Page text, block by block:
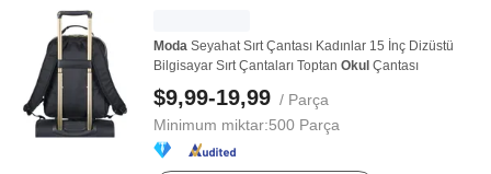
Moda Seyahat Sırt Çantası Kadınlar 15 İnç Dizüstü
Bilgisayar Sırt Çantaları Toptan Okul Çantası
$9,99-19,99 / Parça
Minimum miktar:500 Parça